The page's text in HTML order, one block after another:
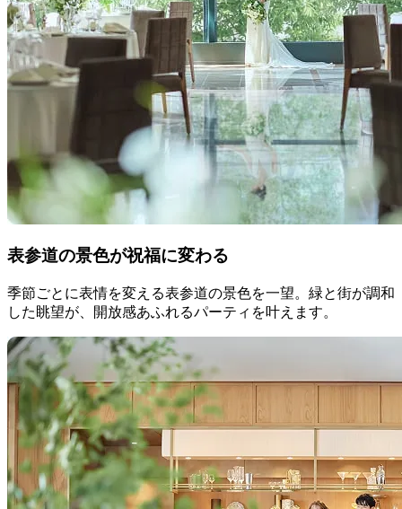
表参道の景色が祝福に変わる
季節ごとに表情を変える表参道の景色を一望。緑と街が調和
した眺望が、開放感あふれるパーティを叶えます。